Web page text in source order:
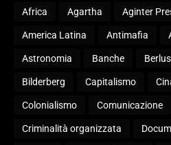
Africa Agartha Aginter
America Latina Antimafia
Astronomia Banche
Bilderberg Capitalismo
Colonialismo Comunicazione
Criminalità organizzata